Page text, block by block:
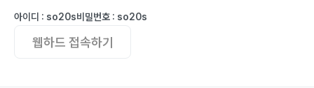
아이디 : so20s비밀번호 : so20s
웹하드 접속하기